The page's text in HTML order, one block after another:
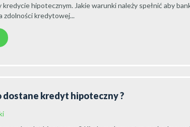
hipotecznym. Jakie warunki należy spełnić aby
zdolności kredytowej...
dostane kredyt hipoteczny ?